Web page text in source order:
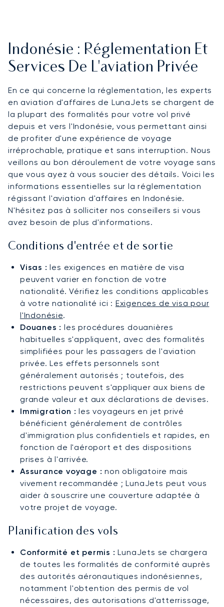
Indonésie : Réglementation Et
Services De L'aviation Privée
En ce qui concerne la réglementation, les experts
en aviation d'affaires de LunaJets se chargent de
la plupart des formalités pour votre vol privé
depuis et vers l'Indonésie, vous permettant ainsi
de profiter d'une expérience de voyage
irréprochable, pratique et sans interruption. Nous
veillons au bon déroulement de votre voyage sans
que vous ayez à vous soucier des détails. Voici les
informations essentielles sur la réglementation
régissant l'aviation d'affaires en Indonésie.
N'hésitez pas à solliciter nos conseillers si vous
avez besoin de plus d'informations.
Conditions d'entrée et de sortie
Visas : les exigences en matière de visa
peuvent varier en fonction de votre
nationalité. Vérifiez les conditions applicables
à votre nationalité ici : Exigences de visa pour
l'Indonésie.
Douanes : les procédures douanières
habituelles s'appliquent, avec des formalités
simplifiées pour les passagers de l'aviation
privée. Les effets personnels sont
généralement autorisés ; toutefois, des
restrictions peuvent s'appliquer aux biens de
grande valeur et aux déclarations de devises.
Immigration : les voyageurs en jet privé
bénéficient généralement de contrôles
d'immigration plus confidentiels et rapides, en
fonction de l'aéroport et des dispositions
prises à l'arrivée.
Assurance voyage : non obligatoire mais
vivement recommandée ; LunaJets peut vous
aider à souscrire une couverture adaptée à
votre projet de voyage.
Planification des vols
Conformité et permis : LunaJets se chargera
de toutes les formalités de conformité auprès
des autorités aéronautiques indonésiennes,
notamment l'obtention des permis de vol
nécessaires, des autorisations d'atterrissage,